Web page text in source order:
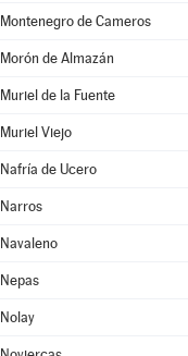
Montenegro de Cameros
Morón de Almazán
Muriel de la Fuente
Muriel Viejo
Nafría de Ucero
Narros
Navaleno
Nepas
Nolay